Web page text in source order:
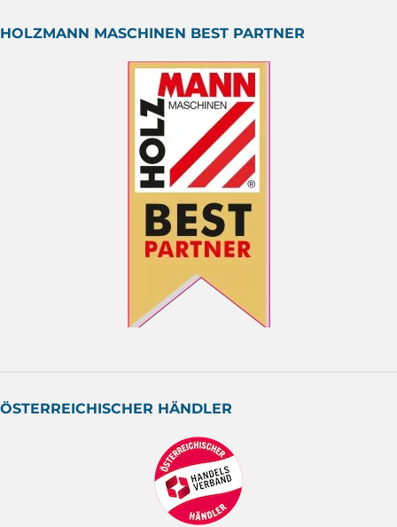
HOLZMANN MASCHINEN BEST PARTNER
ÖSTERREICHISCHER HÄNDLER